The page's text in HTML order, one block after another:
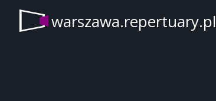
warszawa.repertuary.pl